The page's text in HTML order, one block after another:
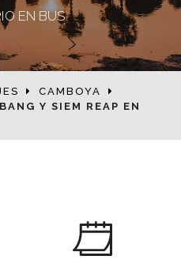
EN BUS
CAMBOYA
Y SIEM REAP EN